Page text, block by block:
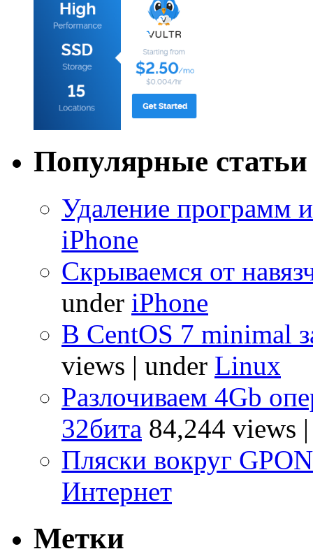
Популярные статьи
Удаление программ
iPhone
Скрываемся от
under iPhone
В CentOS 7 minimal
views | under Linux
Разлочиваем 4Gb
32бита 84,244 views
Пляски вокруг
Интернет
Метки